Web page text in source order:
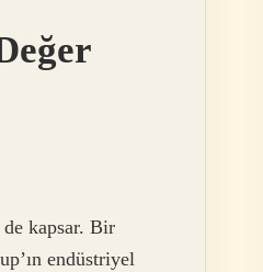
de kapsar. Bir
endüstriyel